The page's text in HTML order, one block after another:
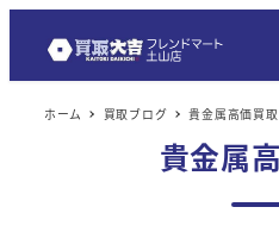
ホーム 買取ブログ 貴金属高価買取
貴金属